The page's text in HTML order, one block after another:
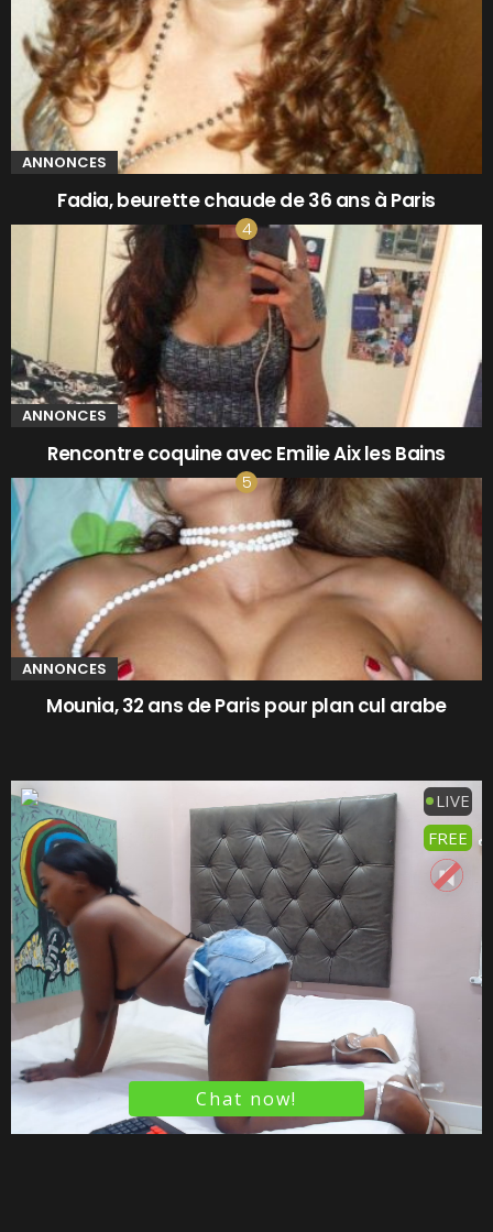
ANNONCES
Fadia, beurette chaude de 36 ans à Paris
ANNONCES
Rencontre coquine avec Emilie Aix les Bains
ANNONCES
Mounia, 32 ans de Paris pour plan cul arabe